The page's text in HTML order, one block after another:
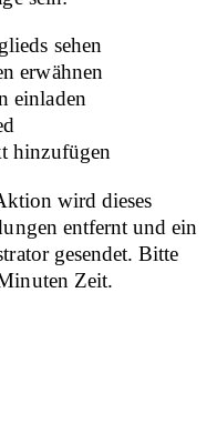
sehen
erwähnen
einladen
hinzufügen
wird dieses
entfernt und ein
gesendet. Bitte
Zeit.